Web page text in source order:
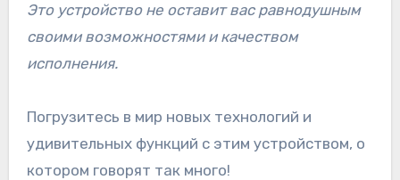
Это устройство не оставит вас равнодушным
своими возможностями и качеством
исполнения.
Погрузитесь в мир новых технологий и
удивительных функций с этим устройством, о
котором говорят так много!